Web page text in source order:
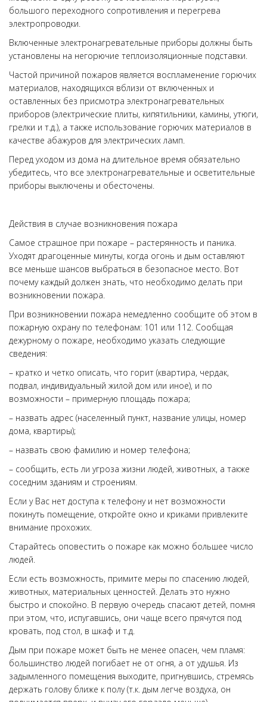
большого переходного сопротивления и перегрева
электропроводки.
Включенные электронагревательные приборы должны быть
установлены на негорючие теплоизоляционные подставки.
Частой причиной пожаров является воспламенение горючих
материалов, находящихся вблизи от включенных и
оставленных без присмотра электронагревательных
приборов (электрические плиты, кипятильники, камины, утюги,
грелки и т.д.), а также использование горючих материалов в
качестве абажуров для электрических ламп.
Перед уходом из дома на длительное время обязательно
убедитесь, что все электронагревательные и осветительные
приборы выключены и обесточены.
Действия в случае возникновения пожара
Самое страшное при пожаре – растерянность и паника.
Уходят драгоценные минуты, когда огонь и дым оставляют
все меньше шансов выбраться в безопасное место. Вот
почему каждый должен знать, что необходимо делать при
возникновении пожара.
При возникновении пожара немедленно сообщите об этом в
пожарную охрану по телефонам: 101 или 112. Сообщая
дежурному о пожаре, необходимо указать следующие
сведения:
– кратко и четко описать, что горит (квартира, чердак,
подвал, индивидуальный жилой дом или иное), и по
возможности – примерную площадь пожара;
– назвать адрес (населенный пункт, название улицы, номер
дома, квартиры);
– назвать свою фамилию и номер телефона;
– сообщить, есть ли угроза жизни людей, животных, а также
соседним зданиям и строениям.
Если у Вас нет доступа к телефону и нет возможности
покинуть помещение, откройте окно и криками привлеките
внимание прохожих.
Старайтесь оповестить о пожаре как можно большее число
людей.
Если есть возможность, примите меры по спасению людей,
животных, материальных ценностей. Делать это нужно
быстро и спокойно. В первую очередь спасают детей, помня
при этом, что, испугавшись, они чаще всего прячутся под
кровать, под стол, в шкаф и т.д.
Дым при пожаре может быть не менее опасен, чем пламя:
большинство людей погибает не от огня, а от удушья. Из
задымленного помещения выходите, пригнувшись, стремясь
держать голову ближе к полу (т.к. дым легче воздуха, он